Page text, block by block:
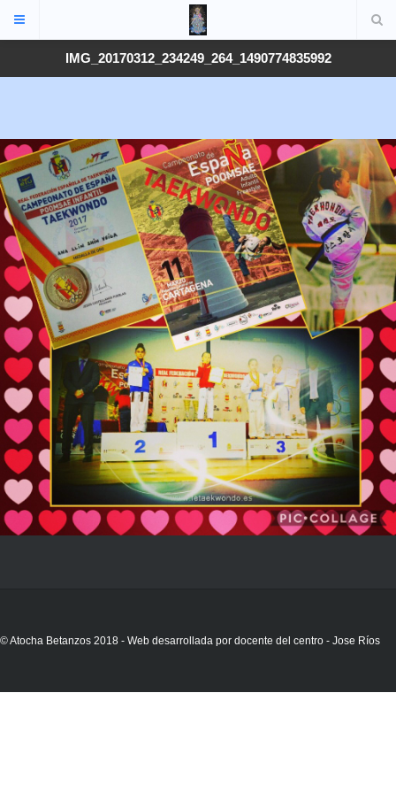
IMG_20170312_234249_264_1490774835992
© Atocha Betanzos 2018 - Web desarrollada por docente del centro - Jose Ríos